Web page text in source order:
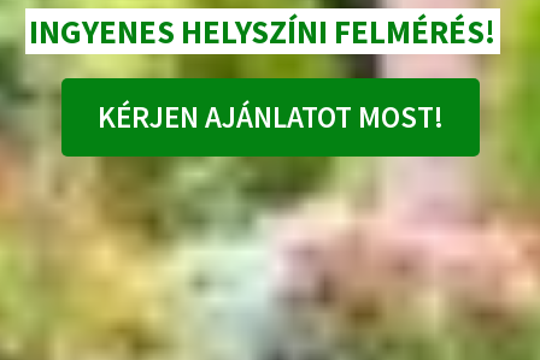
INGYENES HELYSZÍNI FELMÉRÉS!
KÉRJEN AJÁNLATOT MOST!